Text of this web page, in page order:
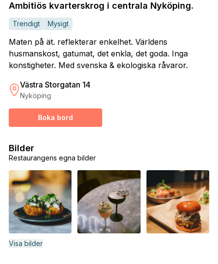
Ambitiös kvarterskrog i centrala Nyköping.
Trendigt Mysigt
Maten på ät. reflekterar enkelhet. Världens
husmanskost, gatumat, det enkla, det goda. Inga
konstigheter. Med svenska & ekologiska råvaror.
Västra Storgatan 14
Nyköping
Boka bord
Restaurangens egna bilder
Bilder
Visa bilder